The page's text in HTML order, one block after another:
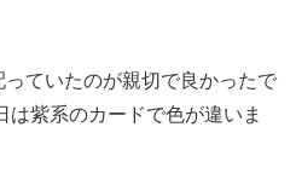
ていたのが親切で良かったで
紫系のカードで色が違いま